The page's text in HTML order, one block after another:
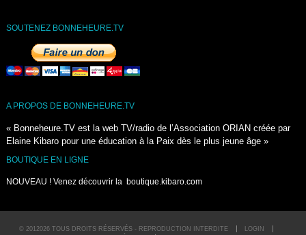
SOUTENEZ BONNEHEURE.TV
A PROPOS DE BONNEHEURE.TV
« Bonneheure.TV est la web TV/radio de l’Association ORIAN créée par
Elaine Kibaro pour une éducation à la Paix dès le plus jeune âge »
BOUTIQUE EN LIGNE
NOUVEAU ! Venez découvrir la boutique.kibaro.com
© 2012026 TOUS DROITS RÉSERVÉS - REPRODUCTION INTERDITE
LOGIN